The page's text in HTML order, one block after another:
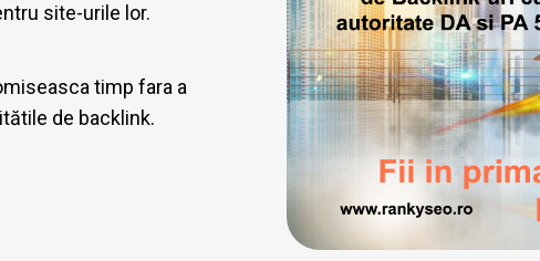
site-urile lor.
timp fara a
de backlink.